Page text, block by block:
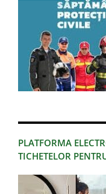
PLATFORMA
TICHETELOR